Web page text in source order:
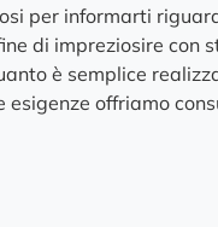
per informarti
di impreziosire con
è semplice
offriamo